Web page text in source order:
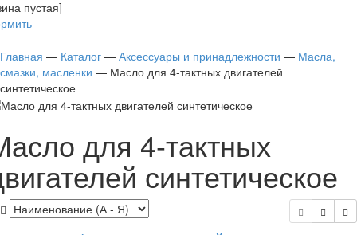
пустая]
Главная — Каталог — Аксессуары и принадлежности — Масла,
смазки, масленки — Масло для 4-тактных двигателей
синтетическое
для 4-тактных
синтетическое